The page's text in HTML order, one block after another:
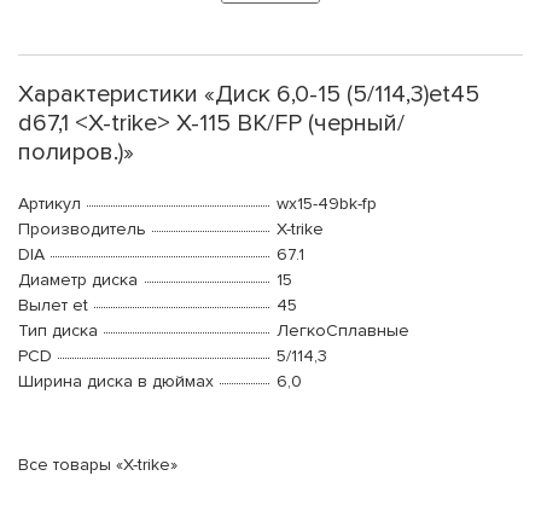
Характеристики «Диск 6,0-15 (5/114,3)et45
d67,1 <X-trike> X-115 BK/FP (черный/
полиров.)»
Артикул
wx15-49bk-fp
Производитель
X-trike
DIA
67.1
Диаметр диска
15
Вылет et
45
Тип диска
ЛегкоСплавные
PCD
5/114,3
Ширина диска в дюймах
6,0
Все товары «X-trike»